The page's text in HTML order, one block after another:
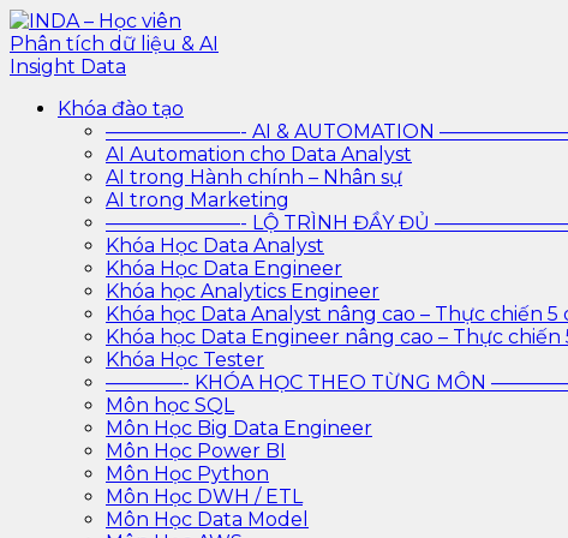
Skip
to
content
INDA – Học viên Phân tích dữ liệu & AI Insight Data
INDA – Học viện Đào tạo phân tích dữ liệu & AI chuyên
trình với AI
Khóa đào tạo
———————- AI & AUTOMATION
AI Automation cho Data Analyst
AI trong Hành chính – Nhân sự
AI trong Marketing
———————- LỘ TRÌNH ĐẦY ĐỦ
Khóa Học Data Analyst
Khóa Học Data Engineer
Khóa học Analytics Engineer
Khóa học Data Analyst nâng cao – Thực chiến
Khóa học Data Engineer nâng cao – Thực
Khóa Học Tester
————- KHÓA HỌC THEO TỪNG MÔN
Môn học SQL
Môn Học Big Data Engineer
Môn Học Power BI
Môn Học Python
Môn Học DWH / ETL
Môn Học Data Model